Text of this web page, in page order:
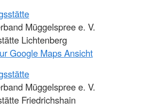
Müggelspree e. V.
Lichtenberg
Google Maps Ansicht
Müggelspree e. V.
Friedrichshain